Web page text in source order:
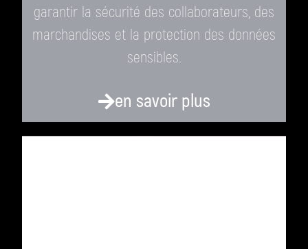
garantir la sécurité des collaborateurs, des
marchandises et la protection des données
sensibles.
en savoir plus